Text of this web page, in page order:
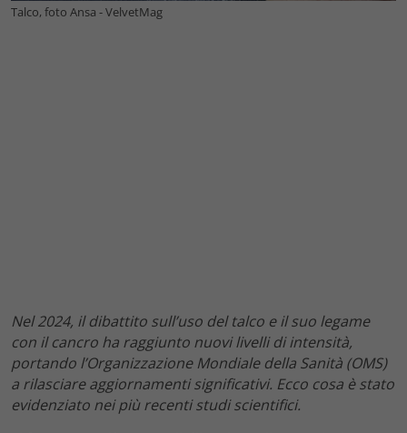
Talco, foto Ansa - VelvetMag
Nel 2024, il dibattito sull’uso del talco e il suo legame
con il cancro ha raggiunto nuovi livelli di intensità,
portando l’Organizzazione Mondiale della Sanità (OMS)
a rilasciare aggiornamenti significativi. Ecco cosa è stato
evidenziato nei più recenti studi scientifici.